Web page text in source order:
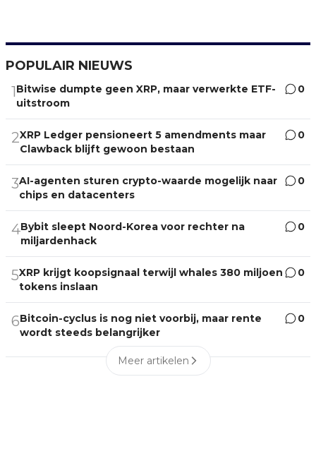
POPULAIR NIEUWS
1Bitwise dumpte geen XRP, maar verwerkte ETF-
uitstroom
0
2XRP Ledger pensioneert 5 amendments maar
Clawback blijft gewoon bestaan
0
3AI-agenten sturen crypto-waarde mogelijk naar
chips en datacenters
0
4Bybit sleept Noord-Korea voor rechter na
miljardenhack
0
5XRP krijgt koopsignaal terwijl whales 380 miljoen
tokens inslaan
0
6Bitcoin-cyclus is nog niet voorbij, maar rente
wordt steeds belangrijker
0
Meer artikelen